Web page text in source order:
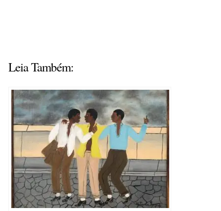
Leia Também: